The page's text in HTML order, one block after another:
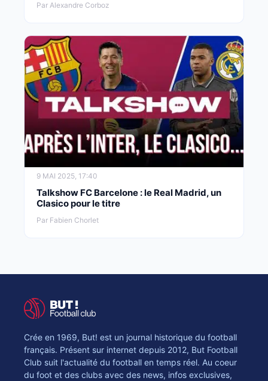
Par Alexandre Corboz
9 MAI 2025, 17:40
Talkshow FC Barcelone : le Real Madrid, un
Clasico pour le titre
Par Fabien Chorlet
Crée en 1969, But! est un journal historique du football
français. Présent sur internet depuis 2012, But Football
Club suit l'actualité du football en temps réel. Au coeur
du foot et des clubs avec des news, infos exclusives,